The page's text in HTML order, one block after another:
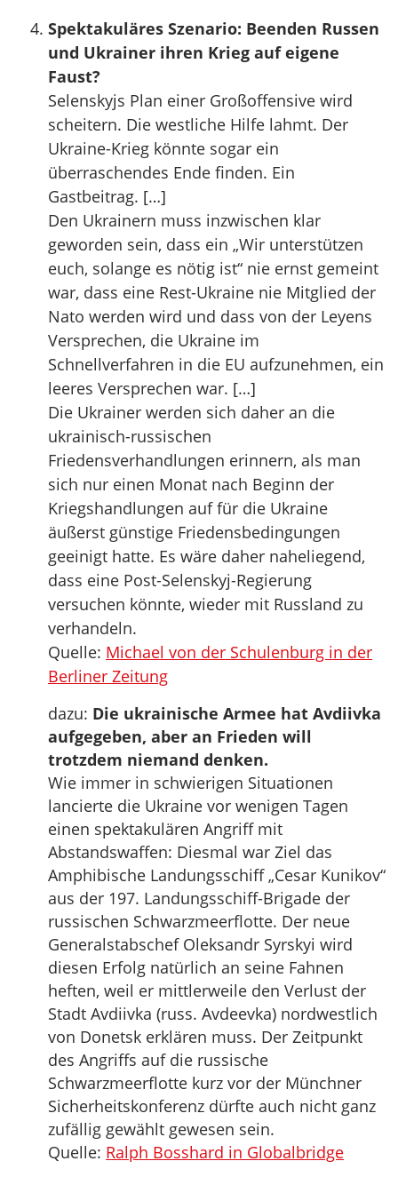
Spektakuläres Szenario: Beenden Russen
und Ukrainer ihren Krieg auf eigene
Faust?
Selenskyjs Plan einer Großoffensive wird
scheitern. Die westliche Hilfe lahmt. Der
Ukraine-Krieg könnte sogar ein
überraschendes Ende finden. Ein
Gastbeitrag. […]
Den Ukrainern muss inzwischen klar
geworden sein, dass ein „Wir unterstützen
euch, solange es nötig ist“ nie ernst gemeint
war, dass eine Rest-Ukraine nie Mitglied der
Nato werden wird und dass von der Leyens
Versprechen, die Ukraine im
Schnellverfahren in die EU aufzunehmen, ein
leeres Versprechen war. […]
Die Ukrainer werden sich daher an die
ukrainisch-russischen
Friedensverhandlungen erinnern, als man
sich nur einen Monat nach Beginn der
Kriegshandlungen auf für die Ukraine
äußerst günstige Friedensbedingungen
geeinigt hatte. Es wäre daher naheliegend,
dass eine Post-Selenskyj-Regierung
versuchen könnte, wieder mit Russland zu
verhandeln.
Quelle: Michael von der Schulenburg in der
Berliner Zeitung
dazu: Die ukrainische Armee hat Avdiivka
aufgegeben, aber an Frieden will
trotzdem niemand denken.
Wie immer in schwierigen Situationen
lancierte die Ukraine vor wenigen Tagen
einen spektakulären Angriff mit
Abstandswaffen: Diesmal war Ziel das
Amphibische Landungsschiff „Cesar Kunikov“
aus der 197. Landungsschiff-Brigade der
russischen Schwarzmeerflotte. Der neue
Generalstabschef Oleksandr Syrskyi wird
diesen Erfolg natürlich an seine Fahnen
heften, weil er mittlerweile den Verlust der
Stadt Avdiivka (russ. Avdeevka) nordwestlich
von Donetsk erklären muss. Der Zeitpunkt
des Angriffs auf die russische
Schwarzmeerflotte kurz vor der Münchner
Sicherheitskonferenz dürfte auch nicht ganz
zufällig gewählt gewesen sein.
Quelle: Ralph Bosshard in Globalbridge